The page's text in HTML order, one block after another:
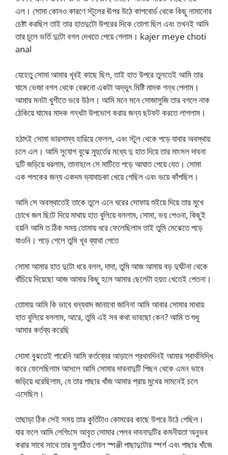
এল। সোমা কোনও কারণে স্টূলের ঊপর উঠে কাপবোর্ড থেকে কিছু নামানোর
চেষ্টা করছিল তাই তার হাতদুটো উপরের দিকে তোলা ছিল এবং তখনই আমি
তার চুলে ভর্তি দুটো বগল দেখতে পেয়ে গেলাম। kajer meye choti
anal
যেহেতু সোমা আমার খূবই কাছে ছিল, তাই হাত উপরে তুলতেই আমি তার
ঘামে ভেজা বগল থেকে বেরুনো একটা অদ্ভুৎ মিষ্টি মাদক গন্ধ পেলাম।
আমার মনটা খুশীতে ভরে উঠল। আমি মনে মনে সোজাসুজি তার বগলে নাক
ঠেকিয়ে ঘামের মাদক গন্ধটা উপভোগ করার জন্য ছটফট করতে লাগলাম।
হঠাৎই সোমা ভারসাম্য হারিয়ে ফেলল, এবং স্টুল থেকে পড়ে যাবার অবস্থায়
চলে এল। আমি সুযোগ বুঝে মুহুর্তের মধ্যে দু হাত দিয়ে তার মাংসল দাবনা
দুটি জড়িয়ে ধরলাম, তানাহলে সে মাটিতে পড়ে আঘাত পেয়ে যেত। সোমা
এক পলকের জন্য একদম ভ্যাবাচকা খেয়ে গেছিল এবং ভয়ে কাঁপছিল।
আমি সে অবস্থাতেই তাকে তুলে এনে ঘরের সোফায় শুইয়ে দিয়ে তার মুখে
চোখে জল ছিটে দিয়ে মাথায় হাত বুলিয়ে বললাম, সোমা, ভয় পেওনা, কিছুই
হয়নি আমি ত ঠিক সময় তোমায় ধরে ফেলেছিলাম তাই তুমি মেঝেতে পড়ে
যাওনি। পড়ে গেলে তুমি খূব ব্যাথা পেতে
সোমা আমার হাত দুটো ধরে বলল, দাদা, তুমি আজ আমায় বড় দুর্ঘটনা থেকে
বাঁচিয়ে দিয়েছো আজ আমার কিছু হলে আমার ছেলেটা হয়ত খেতেই পেতনা।
তোমায় আমি কি ভাবে ধন্যবাদ জানাবো জানিনা আমি আবার সোমার মাথায়
হাত বুলিয়ে বললাম, আরে, তুমি এই সব কথা ভাবছো কেন? আমি ত শুধু
আমার কর্তব্য করেছি
সোমা বুঝতেই পারেনি আমি কর্তব্যের আড়ালে প্রথমদিনই আমার স্বার্থসিদ্ধি
করে ফেলেছিলাম আসলে আমি সোমার দাবনাদুটি পিছন থেকে এমন ভাবে
জড়িয়ে ধরেছিলাম, যে তার পাছার খাঁজ আমার প্রায় মুখের সামনেই চলে
এসেছিল।
তাছাড়া ঠিক সেই সময় তার কুর্তিটাও কোমরের কাছে উপরে উঠে গেছিল।
যার ফলে আমি লেগিংসে আবৃত সোমার পেলব দাবনাদুটির কমনীয়তা অনুভব
করার সাথে সাথে তার সুগঠিত গোল স্পঞ্জী পাছাদুটোর স্পর্শ এবং পাছার খাঁজে